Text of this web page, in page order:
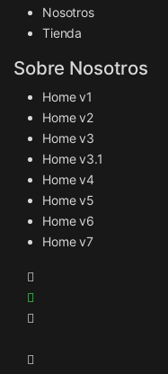
Nosotros
Tienda
Sobre Nosotros
Home v1
Home v2
Home v3
Home v3.1
Home v4
Home v5
Home v6
Home v7